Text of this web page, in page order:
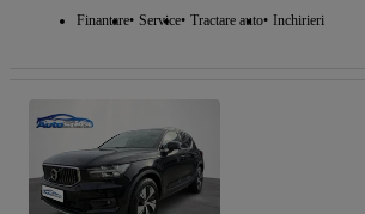
Finantare Service Tractare auto Inchirieri